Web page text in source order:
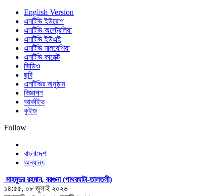
English Version
এনটিভি ইউরোপ
এনটিভি অস্ট্রেলিয়া
এনটিভি ইউএই
এনটিভি মালয়েশিয়া
এনটিভি কানেক্ট
ভিডিও
ছবি
এনটিভির অনুষ্ঠান
বিজ্ঞাপন
আর্কাইভ
কুইজ
Follow
বাংলাদেশ
অন্যান্য
মাহমুদুর রহমান, বরগুনা (পাথরঘাটা-তালতলী)
১৪:৫৫, ০৮ জুলাই ২০২৬